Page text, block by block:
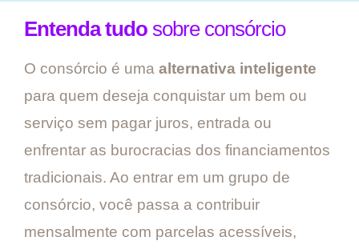
Entenda tudo sobre consórcio
O consórcio é uma alternativa inteligente
para quem deseja conquistar um bem ou
serviço sem pagar juros, entrada ou
enfrentar as burocracias dos financiamentos
tradicionais. Ao entrar em um grupo de
consórcio, você passa a contribuir
mensalmente com parcelas acessíveis,